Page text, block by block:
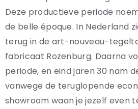
Deze productieve periode
de belle époque. In Nederland
terug in de art-nouveau-
fabricaat Rozenburg. Daarna
periode, en eind jaren 30 nam
vanwege de teruglopende
showroom waan je jezelf even